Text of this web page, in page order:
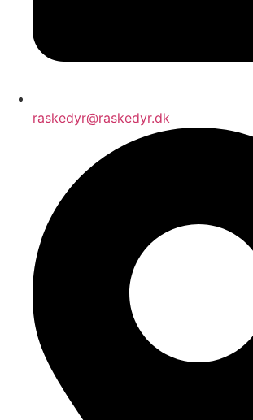
raskedyr@raskedyr.dk